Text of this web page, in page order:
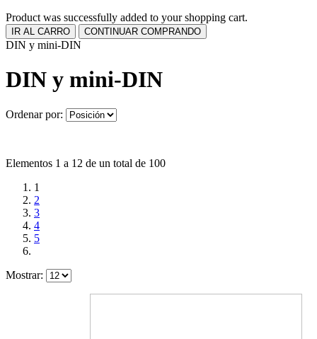
Product was successfully added to your shopping cart.
IR AL CARRO CONTINUAR COMPRANDO
DIN y mini-DIN
DIN y mini-DIN
Ordenar por:
Elementos 1 a 12 de un total de 100
1
2
3
4
5
Mostrar: